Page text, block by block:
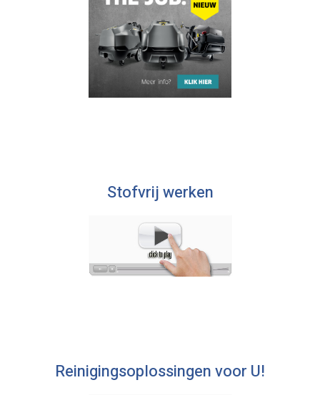
Stofvrij werken
Reinigingsoplossingen voor U!